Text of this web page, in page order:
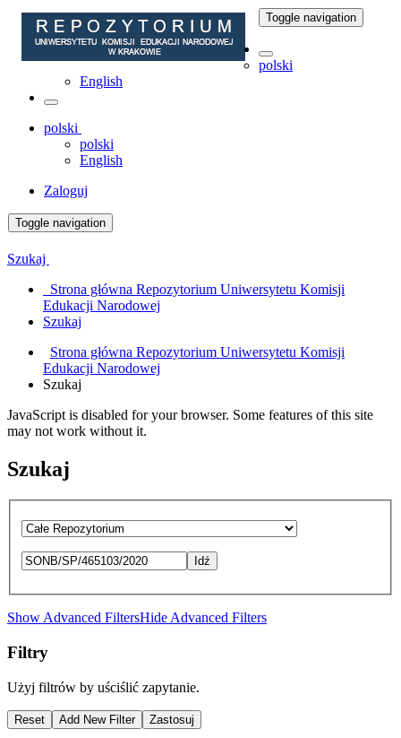
Toggle navigation
polski
English
polski
polski
English
Zaloguj
Toggle navigation
Szukaj
Strona główna Repozytorium Uniwersytetu Komisji
Edukacji Narodowej
Szukaj
Strona główna Repozytorium Uniwersytetu Komisji
Edukacji Narodowej
Szukaj
JavaScript is disabled for your browser. Some features of this site
may not work without it.
Szukaj
Idź
Show Advanced FiltersHide Advanced Filters
Filtry
Użyj filtrów by uściślić zapytanie.
Reset Add New Filter Zastosuj